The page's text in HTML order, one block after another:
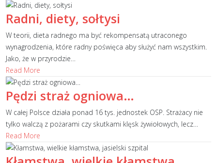
Radni, diety, sołtysi
W teorii, dieta radnego ma być rekompensatą utraconego
wynagrodzenia, które radny poświęca aby służyć nam wszystkim.
Jako, że w przyrodzie…
Read More
Pędzi straż ogniowa…
W całej Polsce działa ponad 16 tys. jednostek OSP. Strażacy nie
tylko walczą z pożarami czy skutkami klęsk żywiołowych, lecz…
Read More